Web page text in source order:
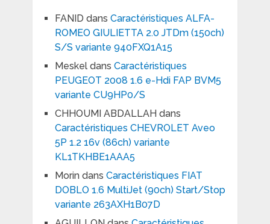
FANID dans Caractéristiques ALFA-
ROMEO GIULIETTA 2.0 JTDm (150ch)
S/S variante 940FXQ1A15
Meskeldans Caractéristiques
PEUGEOT 2008 1.6 e-Hdi FAP BVM5
variante CU9HP0/S
CHHOUMI ABDALLAH dans
Caractéristiques CHEVROLET Aveo
5P 1.2 16v (86ch) variante
KL1TKHBE1AAA5
Morindans Caractéristiques FIAT
DOBLO 1.6 MultiJet (90ch) Start/Stop
variante 263AXH1B07D